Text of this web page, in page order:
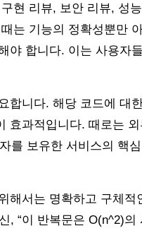
현 리뷰, 보안 리뷰, 성
는 기능의 정확성뿐만
야 합니다. 이는 사용자
합니다. 해당 코드에 대
효과적입니다. 때로는
를 보유한 서비스의 핵
해서는 명확하고 구체
, “이 반복문은 O(n^2)